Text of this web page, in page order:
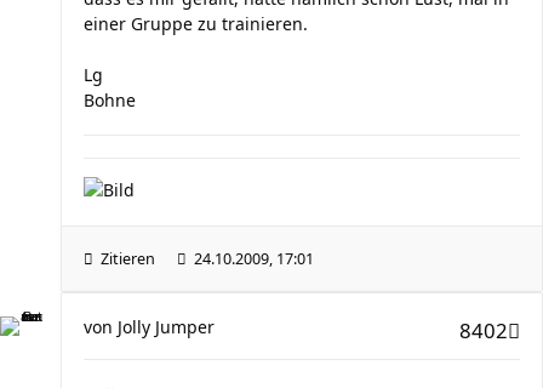
einer Gruppe zu trainieren.
Lg
Bohne
Zitieren 24.10.2009, 17:01
8402
von Jolly Jumper